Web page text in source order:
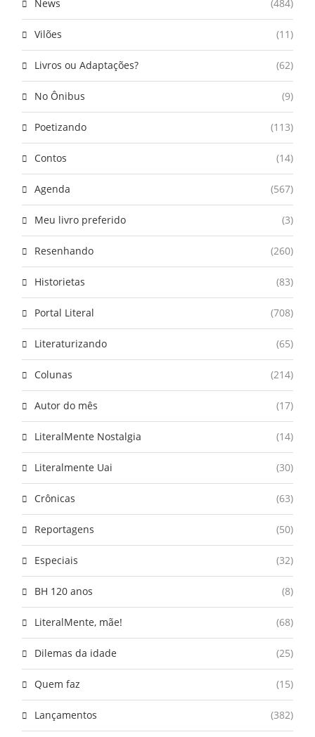
News (484)
Vilões (11)
Livros ou Adaptações? (62)
No Ônibus (9)
Poetizando (113)
Contos (14)
Agenda (567)
Meu livro preferido (3)
Resenhando (260)
Historietas (83)
Portal Literal (708)
Literaturizando (65)
Colunas (214)
Autor do mês (17)
LiteralMente Nostalgia (14)
Literalmente Uai (30)
Crônicas (63)
Reportagens (50)
Especiais (32)
BH 120 anos (8)
LiteralMente, mãe! (68)
Dilemas da idade (25)
Quem faz (15)
Lançamentos (382)